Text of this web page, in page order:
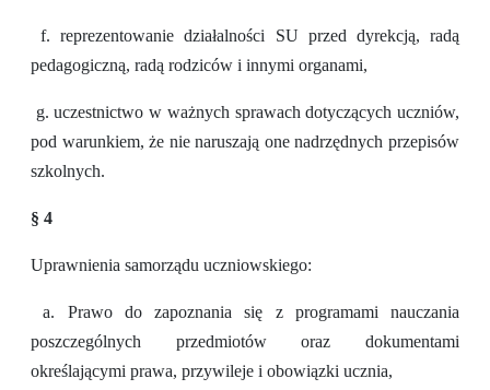
f. reprezentowanie działalności SU przed dyrekcją, radą
pedagogiczną, radą rodziców i innymi organami,
g. uczestnictwo w ważnych sprawach dotyczących uczniów,
pod warunkiem, że nie naruszają one nadrzędnych przepisów
szkolnych.
§ 4
Uprawnienia samorządu uczniowskiego:
a. Prawo do zapoznania się z programami nauczania
poszczególnych przedmiotów oraz dokumentami
określającymi prawa, przywileje i obowiązki ucznia,